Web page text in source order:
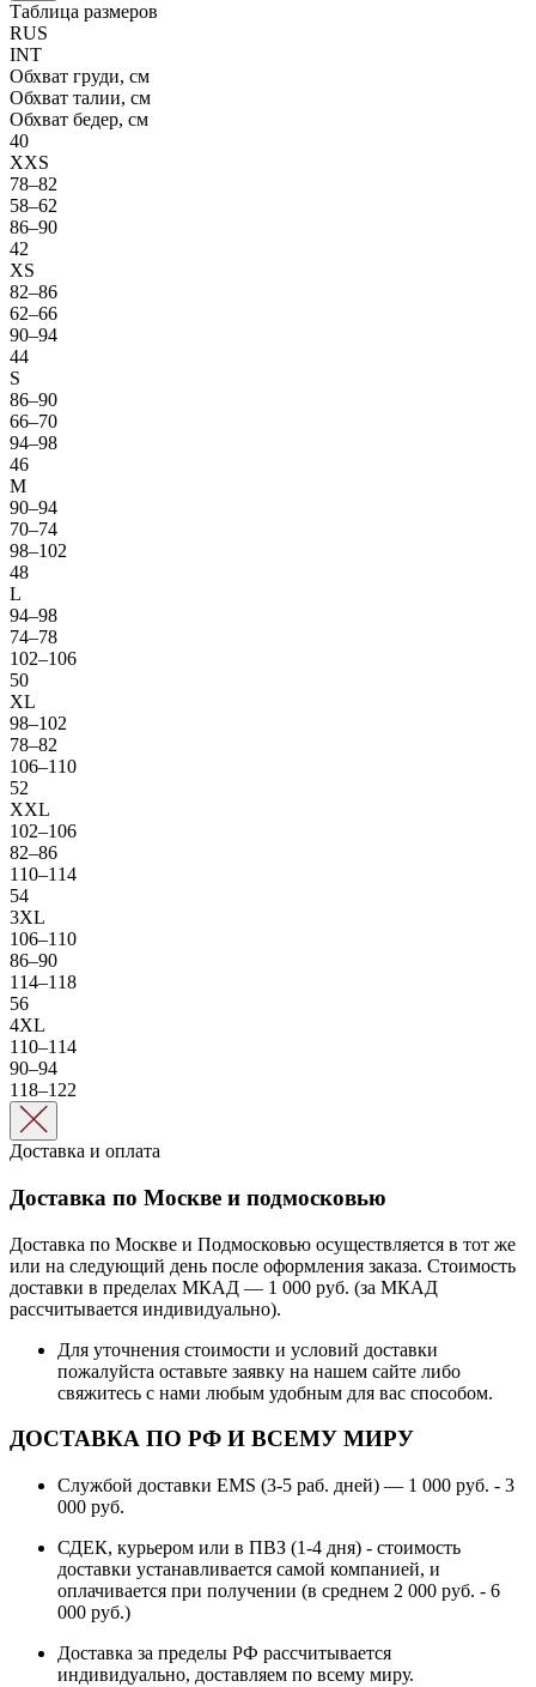
Таблица размеров
RUS
INT
Обхват груди, см
Обхват талии, см
Обхват бедер, см
40
XXS
78–82
58–62
86–90
42
XS
82–86
62–66
90–94
44
S
86–90
66–70
94–98
46
M
90–94
70–74
98–102
48
L
94–98
74–78
102–106
50
XL
98–102
78–82
106–110
52
XXL
102–106
82–86
110–114
54
3XL
106–110
86–90
114–118
56
4XL
110–114
90–94
118–122
Доставка и оплата
Доставка по Москве и подмосковью
Доставка по Москве и Подмосковью осуществляется в тот же
или на следующий день после оформления заказа. Стоимость
доставки в пределах МКАД — 1 000 руб. (за МКАД
рассчитывается индивидуально).
Для уточнения стоимости и условий доставки
пожалуйста оставьте заявку на нашем сайте либо
свяжитесь с нами любым удобным для вас способом.
ДОСТАВКА ПО РФ И ВСЕМУ МИРУ
Службой доставки EMS (3-5 раб. дней) — 1 000 руб. - 3
000 руб.
СДЕК, курьером или в ПВЗ (1-4 дня) - стоимость
доставки устанавливается самой компанией, и
оплачивается при получении (в среднем 2 000 руб. - 6
000 руб.)
Доставка за пределы РФ рассчитывается
индивидуально, доставляем по всему миру.